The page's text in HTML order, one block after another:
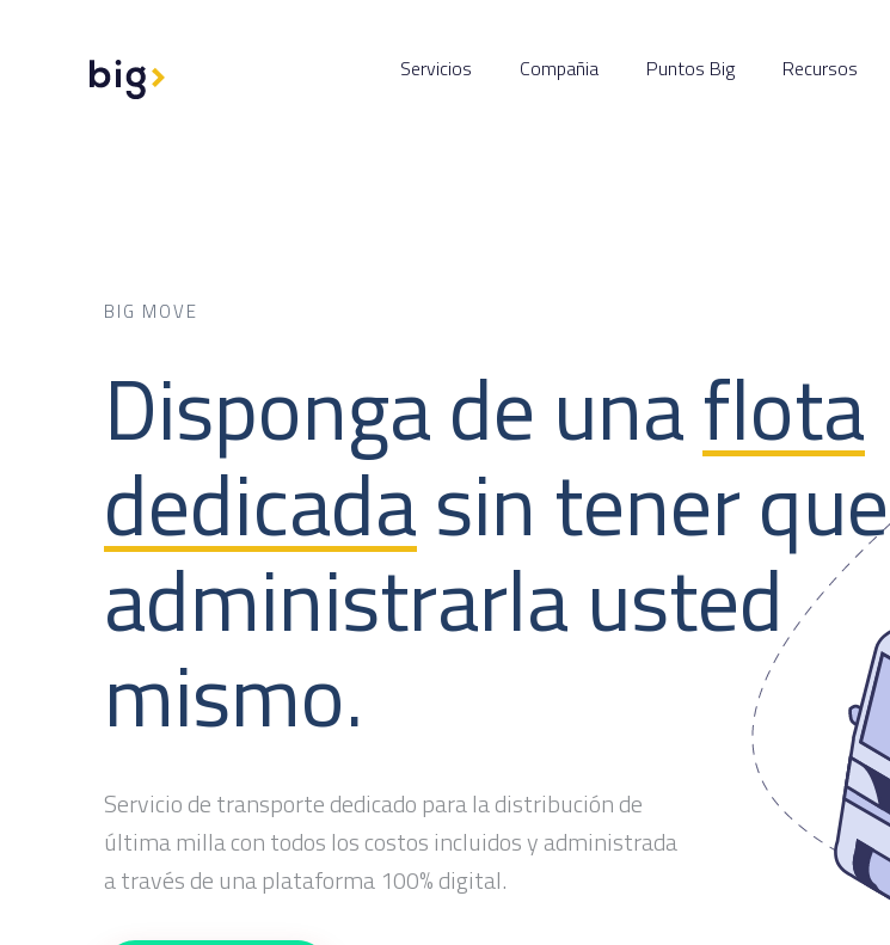
Servicios Compañia Puntos Big Recursos
BIG MOVE
Disponga de unaflota
dedicadasin tener que
administrarla usted
mismo.
Servicio de transporte dedicado para la distribución de
última milla con todos los costos incluidos y administrada
a través de una plataforma 100% digital.